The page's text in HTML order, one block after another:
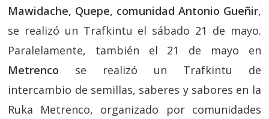
Mawidache, Quepe, comunidad Antonio Gueñir,
se realizó un Trafkintu el sábado 21 de mayo.
Paralelamente, también el 21 de mayo en
Metrenco se realizó un Trafkintu de
intercambio de semillas, saberes y sabores en la
Ruka Metrenco, organizado por comunidades